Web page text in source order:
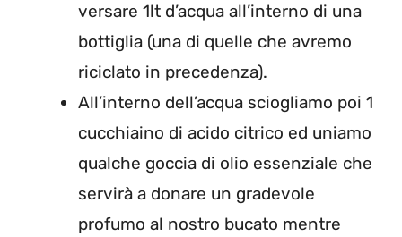
versare 1lt d’acqua all’interno di una
bottiglia (una di quelle che avremo
riciclato in precedenza).
All’interno dell’acqua sciogliamo poi 1
cucchiaino di acido citrico ed uniamo
qualche goccia di olio essenziale che
servirà a donare un gradevole
profumo al nostro bucato mentre